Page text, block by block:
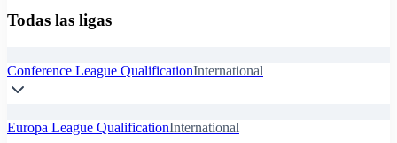
Todas las ligas
Conference League QualificationInternational
Europa League QualificationInternational